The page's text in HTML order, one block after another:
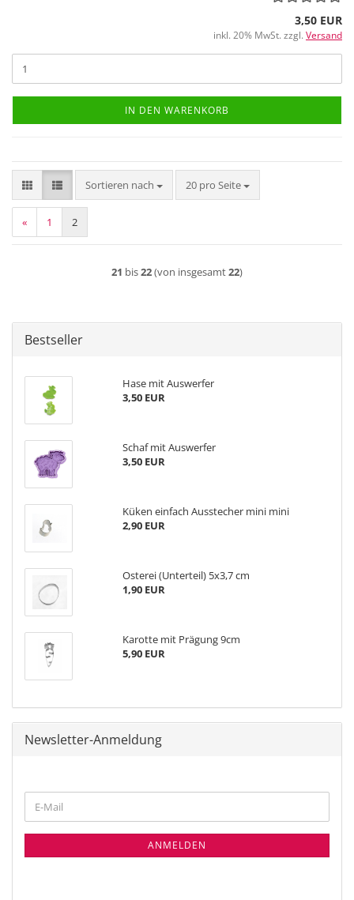
3,50 EUR
inkl. 20% MwSt. zzgl. Versand
IN DEN WARENKORB
Sortieren nach
Sortieren nach 20 pro Seite
pro Seite
« 1 2
21 bis22(von insgesamt22)
Bestseller
Hase mit Auswerfer
3,50 EUR
Schaf mit Auswerfer
3,50 EUR
Küken einfach Ausstecher mini mini
2,90 EUR
Osterei (Unterteil) 5x3,7 cm
1,90 EUR
Karotte mit Prägung 9cm
5,90 EUR
Newsletter-Anmeldung
ZUR
NEWSLETTER-
E-
Mail
ANMELDEN